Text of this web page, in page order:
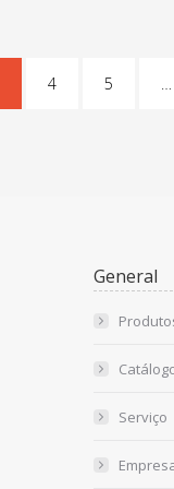
4 5 …
General
Serviço